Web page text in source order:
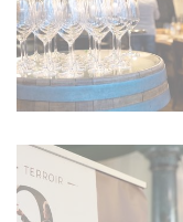
WINE TRADE CLUB
REDAKTION
JOBS
IMPRESSUM
AGB & DATENSCHUTZ
FAQ